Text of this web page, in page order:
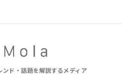
ンド・話題を解説するメディア